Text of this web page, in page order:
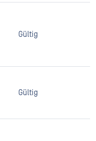
Gültig
Gültig